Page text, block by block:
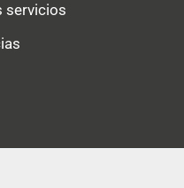
servicios